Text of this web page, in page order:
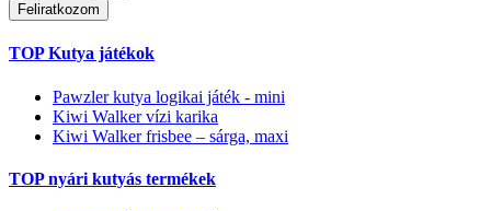
Feliratkozom
TOP Kutya játékok
Pawzler kutya logikai játék - mini
Kiwi Walker vízi karika
Kiwi Walker frisbee – sárga, maxi
TOP nyári kutyás termékek